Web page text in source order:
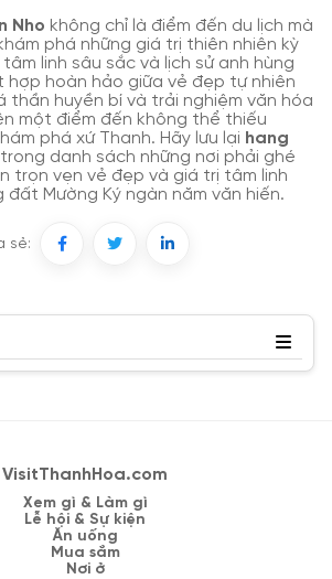
Nho không chỉ là điểm đến du lịch mà
phá những giá trị thiên nhiên kỳ
linh sâu sắc và lịch sử anh hùng
hợp hoàn hảo giữa vẻ đẹp tự nhiên
thần huyền bí và trải nghiệm văn hóa
một điểm đến không thể thiếu
phá xứ Thanh. Hãy lưu lại hang
trong danh sách những nơi phải ghé
trọn vẹn vẻ đẹp và giá trị tâm linh
Mường Ký ngàn năm văn hiến.
sẻ:
VisitThanhHoa.com
Xem gì & Làm gì
Lễ hội & Sự kiện
Ăn uống
Mua sắm
Nơi ở